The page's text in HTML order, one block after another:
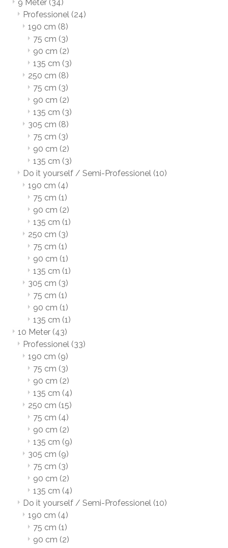
9 Meter (34)
Professionel (24)
190 cm (8)
75 cm (3)
90 cm (2)
135 cm (3)
250 cm (8)
75 cm (3)
90 cm (2)
135 cm (3)
305 cm (8)
75 cm (3)
90 cm (2)
135 cm (3)
Do it yourself / Semi-Professionel (10)
190 cm (4)
75 cm (1)
90 cm (2)
135 cm (1)
250 cm (3)
75 cm (1)
90 cm (1)
135 cm (1)
305 cm (3)
75 cm (1)
90 cm (1)
135 cm (1)
10 Meter (43)
Professionel (33)
190 cm (9)
75 cm (3)
90 cm (2)
135 cm (4)
250 cm (15)
75 cm (4)
90 cm (2)
135 cm (9)
305 cm (9)
75 cm (3)
90 cm (2)
135 cm (4)
Do it yourself / Semi-Professionel (10)
190 cm (4)
75 cm (1)
90 cm (2)